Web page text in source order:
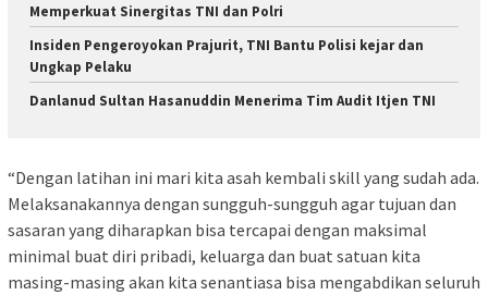
Memperkuat Sinergitas TNI dan Polri
Insiden Pengeroyokan Prajurit, TNI Bantu Polisi kejar dan
Ungkap Pelaku
Danlanud Sultan Hasanuddin Menerima Tim Audit Itjen TNI
“Dengan latihan ini mari kita asah kembali skill yang sudah ada.
Melaksanakannya dengan sungguh-sungguh agar tujuan dan
sasaran yang diharapkan bisa tercapai dengan maksimal
minimal buat diri pribadi, keluarga dan buat satuan kita
masing-masing akan kita senantiasa bisa mengabdikan seluruh